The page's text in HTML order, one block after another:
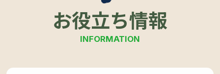
お役立ち情報
INFORMATION